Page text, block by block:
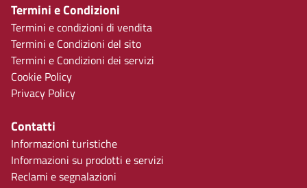
Termini e Condizioni
Termini e condizioni di vendita
Termini e Condizioni del sito
Termini e Condizioni dei servizi
Cookie Policy
Privacy Policy
Contatti
Informazioni turistiche
Informazioni su prodotti e servizi
Reclami e segnalazioni